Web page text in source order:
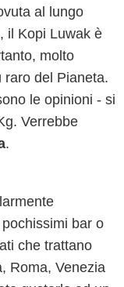
al lungo
il Kopi Luwak è
molto
raro del Pianeta.
le opinioni - si
Verrebbe
.
bar o
che trattano
Roma, Venezia